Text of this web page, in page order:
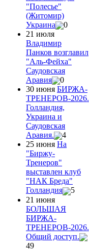
"Полесье"
(Житомир)
Украина
0
21 июля
Владимир
Панков возглавил
"Аль-Фейха"
Саудовская
Аравия
0
30 июня БИРЖА-
ТРЕНЕРОВ-2026.
Голландия,
Украина и
Саудовская
Аравия.
4
25 июня На
"Биржу-
Тренеров"
выставлен клуб
"НАК Бреда"
Голландия
5
21 июня
БОЛЬШАЯ
БИРЖА-
ТРЕНЕРОВ-2026.
Общий доступ.
49